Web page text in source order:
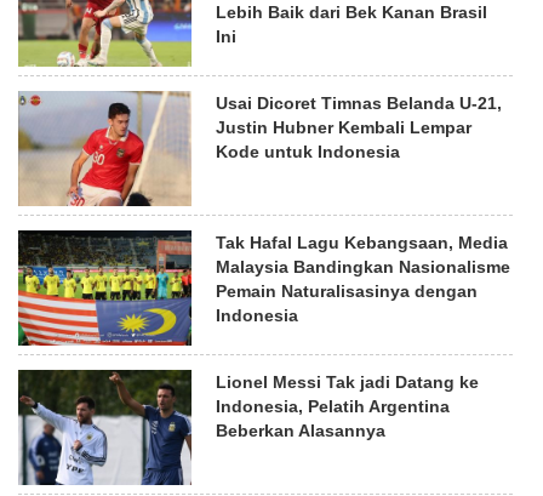
Lebih Baik dari Bek Kanan Brasil
Ini
Usai Dicoret Timnas Belanda U-21,
Justin Hubner Kembali Lempar
Kode untuk Indonesia
Tak Hafal Lagu Kebangsaan, Media
Malaysia Bandingkan Nasionalisme
Pemain Naturalisasinya dengan
Indonesia
Lionel Messi Tak jadi Datang ke
Indonesia, Pelatih Argentina
Beberkan Alasannya